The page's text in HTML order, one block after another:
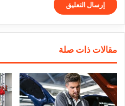
مقالات ذات صلة